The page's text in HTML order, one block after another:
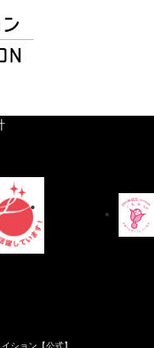
ション【公式】